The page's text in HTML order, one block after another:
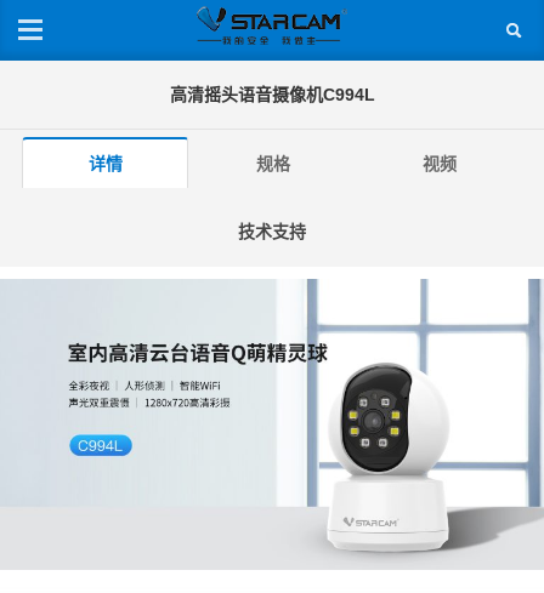
高清摇头语音摄像机C994L
详情 规格 视频
技术支持